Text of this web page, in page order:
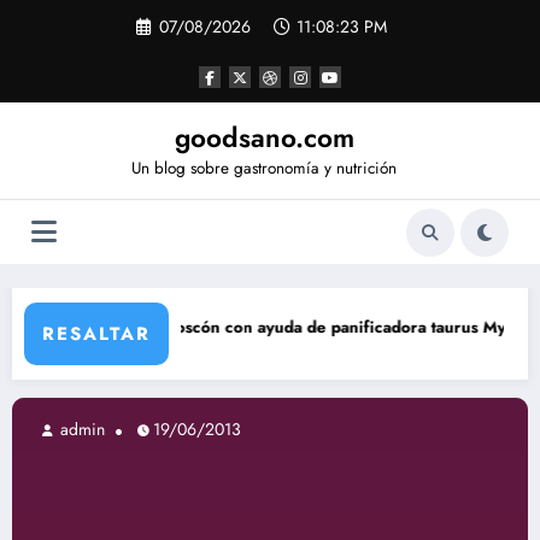
07/08/2026 11:08:24 PM
goodsano.com
Un blog sobre gastronomía y nutrición
RESALTAR
Roscón con ayuda de panificadora taurus My Bread Tartas
19/06/2013